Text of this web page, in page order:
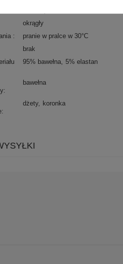
okrągły
pranie w pralce w 30°C
brak
95% bawełna 5% elastan
bawełna
dżety koronka